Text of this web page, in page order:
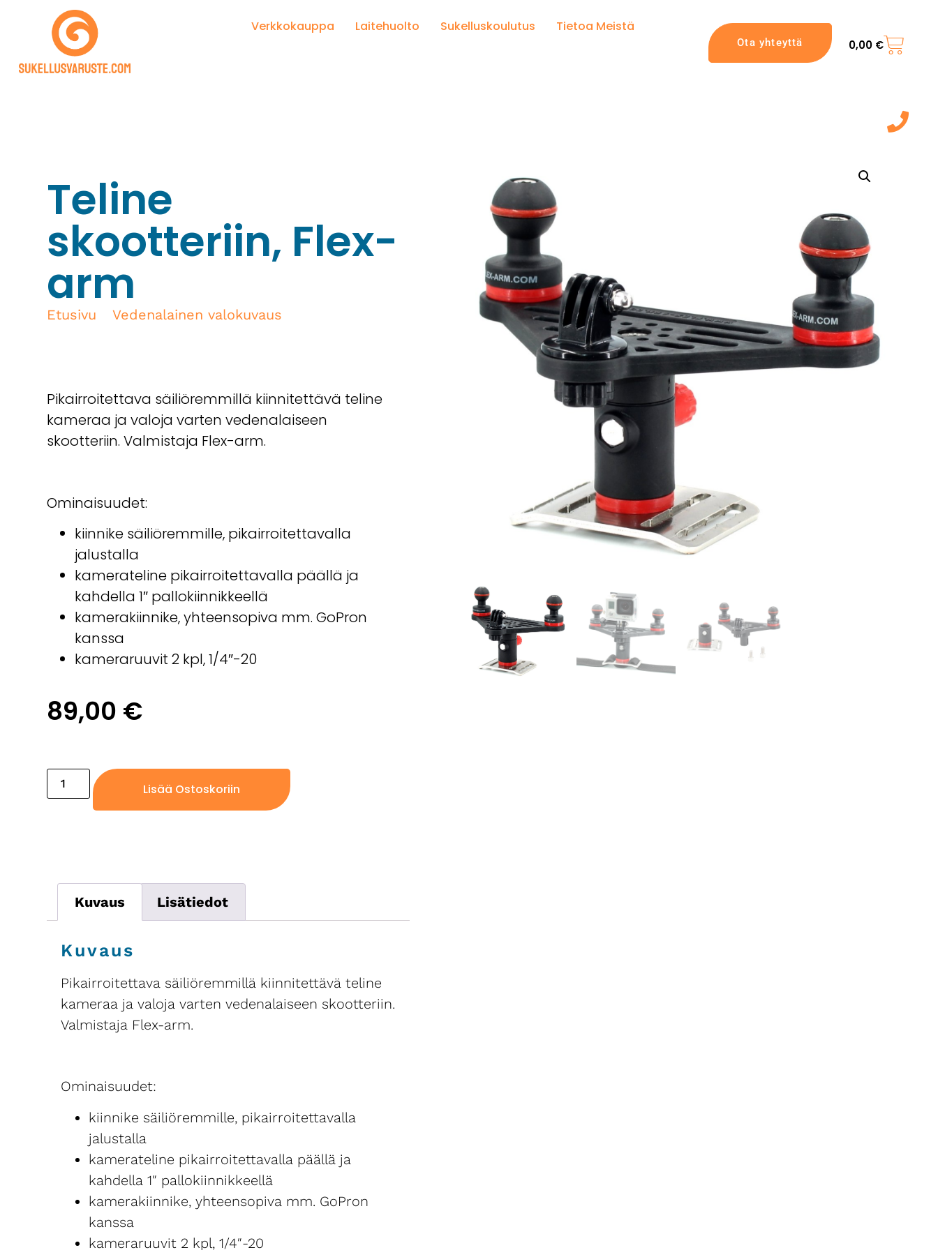
Verkkokauppa Laitehuolto Sukelluskoulutus Tietoa Meistä
0,00 €
(9:00 - 20:00)
Ota yhteyttä
Teline
skootteriin, Flex-
arm
Etusivu /Vedenalainen valokuvaus
Pikairroitettava säiliöremmillä kiinnitettävä teline
kameraa ja valoja varten vedenalaiseen
skootteriin. Valmistaja Flex-arm.
Ominaisuudet:
kiinnike säiliöremmille, pikairroitettavalla
jalustalla
kamerateline pikairroitettavalla päällä ja
kahdella 1″ pallokiinnikkeellä
kamerakiinnike, yhteensopiva mm. GoPron
kanssa
kameraruuvit 2 kpl, 1/4″-20
89,00 €
Lisää Ostoskoriin
Kuvaus Lisätiedot
Kuvaus
Pikairroitettava säiliöremmillä kiinnitettävä teline
kameraa ja valoja varten vedenalaiseen skootteriin.
Valmistaja Flex-arm.
Ominaisuudet:
kiinnike säiliöremmille, pikairroitettavalla
jalustalla
kamerateline pikairroitettavalla päällä ja
kahdella 1″ pallokiinnikkeellä
kamerakiinnike, yhteensopiva mm. GoPron
kanssa
kameraruuvit 2 kpl, 1/4″-20